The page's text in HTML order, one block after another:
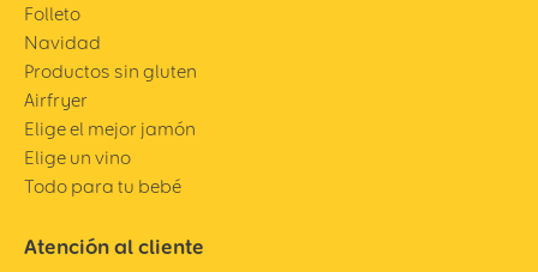
Folleto
Navidad
Productos sin gluten
Airfryer
Elige el mejor jamón
Elige un vino
Todo para tu bebé
Atención al cliente